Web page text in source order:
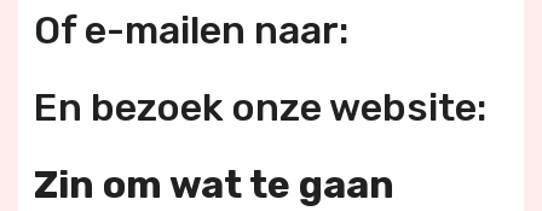
Of e-mailen naar:
En bezoek onze website:
Zin om wat te gaan